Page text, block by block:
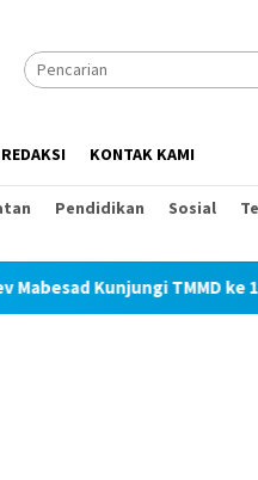
REDAKSI KONTAK KAMI
Pendidikan Sosial
TMMD ke 129 Bulu Lor